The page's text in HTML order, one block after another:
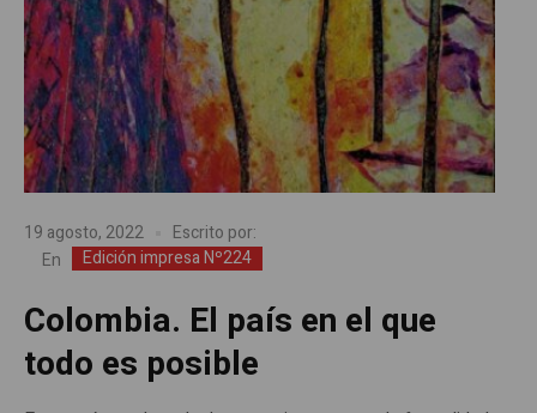
19 agosto, 2022
Escrito por:
En
Edición impresa Nº224
Colombia. El país en el que
todo es posible